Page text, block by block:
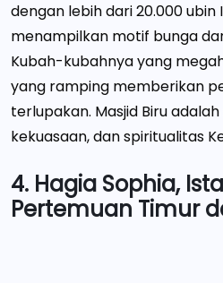
dengan lebih dari 20.000 ubin
menampilkan motif bunga
Kubah-kubahnya yang
yang ramping memberikan
terlupakan. Masjid Biru
kekuasaan, dan spiritualitas
4. Hagia Sophia,
Pertemuan Timur